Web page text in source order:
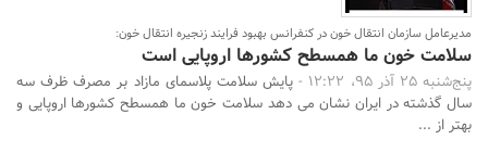
مدیرعامل سازمان انتقال خون در کنفرانس بهبود فرایند زنجیره انتقال خون:
سلامت خون ما همسطح کشورها اروپایی است
پنج‌شنبه 25 آذر 95، 12:22 -
پایش سلامت پلاسمای مازاد بر مصرف ظرف سه
سال گذشته در ایران نشان می دهد سلامت خون ما همسطح کشورها اروپایی و
بهتر از ...